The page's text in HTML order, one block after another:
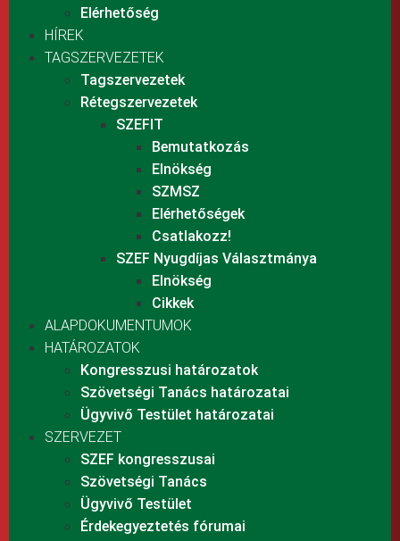
Elérhetőség
HÍREK
TAGSZERVEZETEK
Tagszervezetek
Rétegszervezetek
SZEFIT
Bemutatkozás
Elnökség
SZMSZ
Elérhetőségek
Csatlakozz!
SZEF Nyugdíjas Választmánya
Elnökség
Cikkek
ALAPDOKUMENTUMOK
HATÁROZATOK
Kongresszusi határozatok
Szövetségi Tanács határozatai
Ügyvivő Testület határozatai
SZERVEZET
SZEF kongresszusai
Szövetségi Tanács
Ügyvivő Testület
Érdekegyeztetés fórumai